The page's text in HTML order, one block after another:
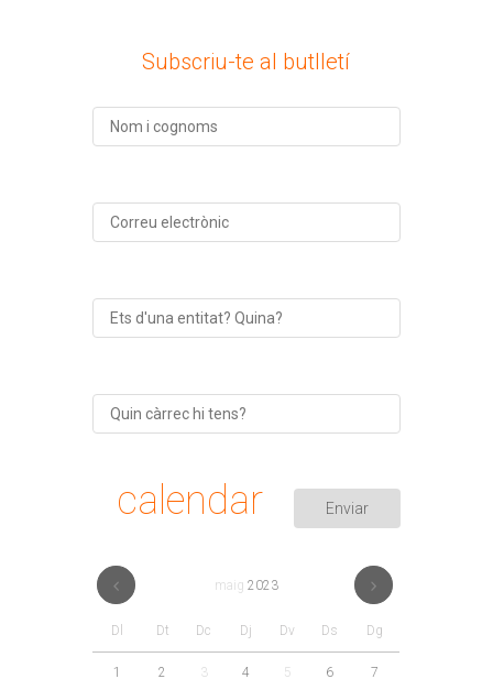
Subscriu-te al butlletí
calendar
maig 2023
Dl Dt Dc Dj Dv Ds Dg
1 2 3 4 5 6 7